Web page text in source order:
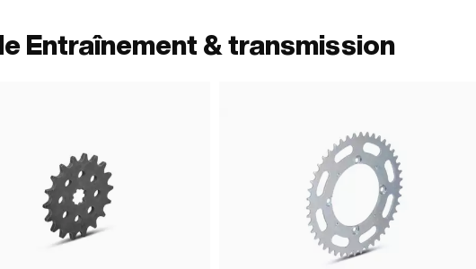
Entraînement & transmission